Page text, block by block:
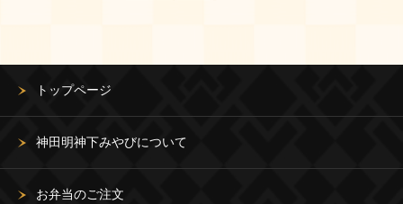
トップページ
神田明神下みやびについて
お弁当のご注文